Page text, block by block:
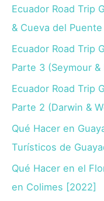
Ecuador Road Trip
& Cueva del Puente
Ecuador Road Trip
Parte 3 (Seymour &
Ecuador Road Trip
Parte 2 (Darwin &
Qué Hacer en
Turísticos de
Qué Hacer en el
en Colimes [2022]